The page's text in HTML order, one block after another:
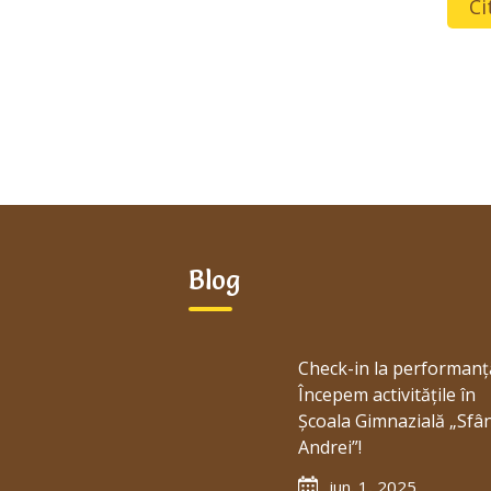
Blog
Check-in la
Începem activitățile în
Școala Gimnazială
Andrei”!
iun. 1, 2025